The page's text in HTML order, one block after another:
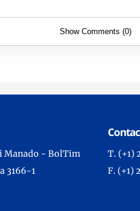
Show Comments (0)
Manado - BolTim
3166-1
T. (+1)
F. (+1)